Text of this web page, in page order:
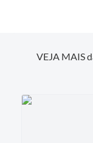
VEJA MAIS